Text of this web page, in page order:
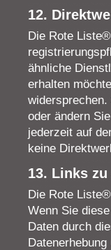
12.
Die Rote
ähnliche
erhalten
oder ändern
jederzeit auf
keine
13. Links
Die Rote
Wenn Sie
Daten durch